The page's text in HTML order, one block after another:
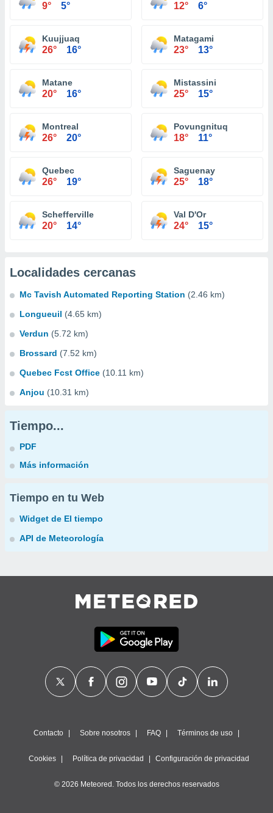
9° 5° 12° 6°
Kuujjuaq
26° 16°
Matagami
23° 13°
Matane
20° 16°
Mistassini
25° 15°
Montreal
26° 20°
Povungnituq
18° 11°
Quebec
26° 19°
Saguenay
25° 18°
Schefferville
20° 14°
Val D'Or
24° 15°
Localidades cercanas
Mc Tavish Automated Reporting Station (2.46 km)
Longueuil (4.65 km)
Verdun (5.72 km)
Brossard (7.52 km)
Quebec Fcst Office (10.11 km)
Anjou (10.31 km)
Tiempo...
PDF
Más información
Tiempo en tu Web
Widget de El tiempo
API de Meteorología
Contacto Sobre nosotros FAQ Términos de uso
Cookies Política de privacidad Configuración de privacidad
© 2026 Meteored. Todos los derechos reservados